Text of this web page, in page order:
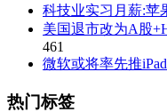
科技业实习月薪:苹
美国退市改为A股
461
微软或将率先推
热门标签